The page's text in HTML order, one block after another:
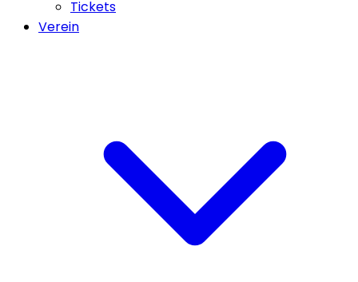
Tickets
Verein